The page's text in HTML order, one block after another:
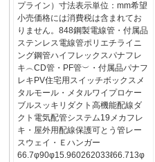
プライン）寸法表示単位：mm希望
小売価格には消費税は含まれてお
りません。848鋼製電線管・付属品
ステンレス電線管ポリエチライニ
ング鋼管ハイフレックスパナフレ
キ︵CD管・PF管︶・付属品パナフ
レキPV住宅用スイッチボックスメ
タルモール・メタルワイプロケー
ブルスッキリダクト高機能配線ダ
クト電気配管システム19メカフレ
キ・屋外用配線保護可とう管レー
スウェイ・Ｅハンガー
66.7φ90φ15.960262033ℓ66.713φ